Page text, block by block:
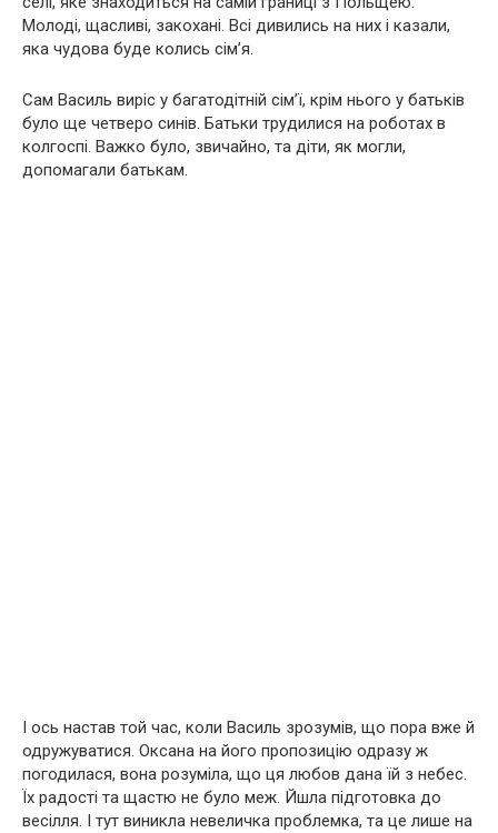
Молоді, щасливі, закохані. Всі дивились на них і казали,
яка чудова буде колись сім’я.
Сам Василь виріс у багатодітній сім’ї, крім нього у батьків
було ще четверо синів. Батьки трудилися на роботах в
колгоспі. Важко було, звичайно, та діти, як могли,
допомагали батькам.
І ось настав той час, коли Василь зрозумів, що пора вже й
одружуватися. Оксана на його пропозицію одразу ж
погодилася, вона розуміла, що ця любов дана їй з небес.
Їх радості та щастю не було меж. Йшла підготовка до
весілля. І тут виникла невеличка проблемка, та це лише на